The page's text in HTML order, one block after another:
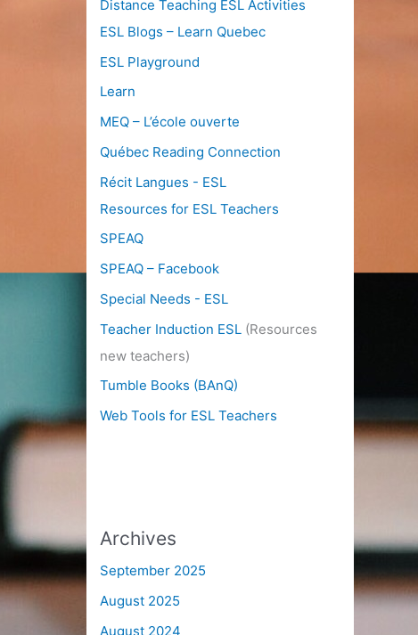
Distance Teaching ESL Activities
ESL Blogs – Learn Quebec
ESL Playground
Learn
MEQ – L’école ouverte
Québec Reading Connection
Récit Langues - ESL
Resources for ESL Teachers
SPEAQ
SPEAQ – Facebook
Special Needs - ESL
Teacher Induction ESL (Resources
new teachers)
Tumble Books (BAnQ)
Web Tools for ESL Teachers
Archives
September 2025
August 2025
August 2024